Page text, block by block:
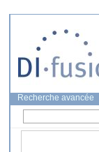
Recherche avancée